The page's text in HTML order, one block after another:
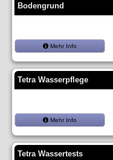
Bodengrund
Mehr Info
Tetra Wasserpflege
Mehr Info
Tetra Wassertests